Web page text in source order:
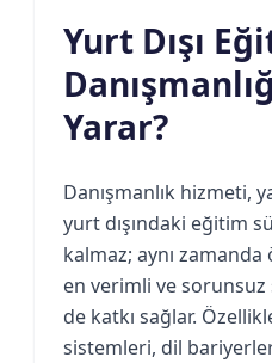
Yurt Dışı
Yarar?
Danışmanlık hizmeti,
yurt dışındaki eğitim
kalmaz; aynı
en verimli ve
de katkı sağlar.
sistemleri, dil